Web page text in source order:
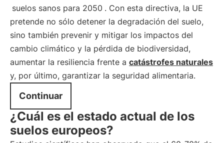
suelos sanos para 2050 . Con esta directiva, la UE
pretende no sólo detener la degradación del suelo,
sino también prevenir y mitigar los impactos del
cambio climático y la pérdida de biodiversidad,
aumentar la resiliencia frente a catástrofes naturales
y, por último, garantizar la seguridad alimentaria.
Continuar
¿Cuál es el estado actual de los
suelos europeos?